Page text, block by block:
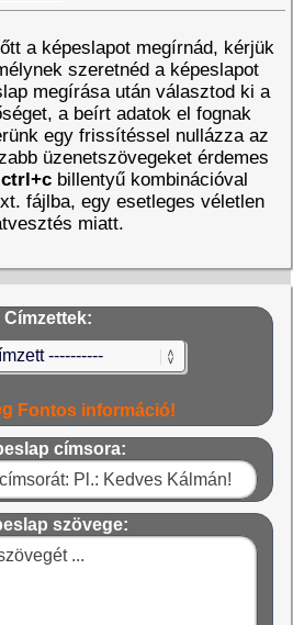
a képeslapot megírnád, kérjük
szeretnéd a képeslapot
megírása után választod ki a
a beírt adatok el fognak
egy frissítéssel nullázza az
üzenetszövegeket érdemes
ctrl+c billentyű kombinációval
fájlba, egy esetleges véletlen
miatt.
Címzettek:
Fontos információ!
címsora:
szövege: